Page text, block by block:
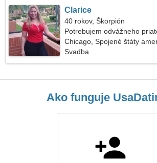
Clarice
40 rokov, Škorpión
Potrebujem odvážneho
Chicago, Spojené štáty
Svadba
Ako funguje